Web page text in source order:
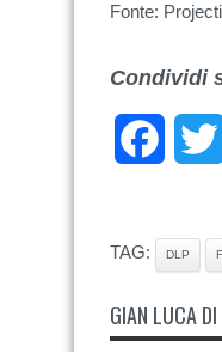
Fonte:
Condividi
TAG: DLP
GIAN LUCA DI